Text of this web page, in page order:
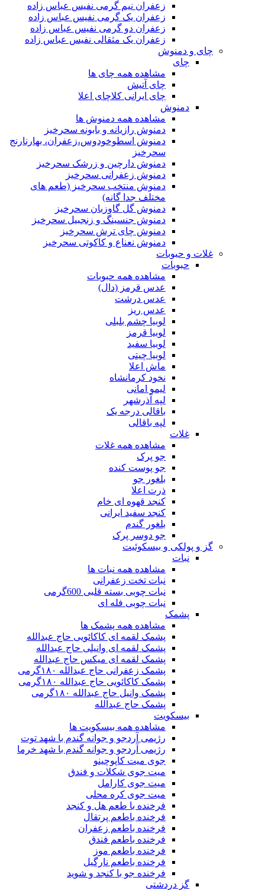
زعفران نیم گرمی نفیس عباس زاده
زعفران یک گرمی نفیس عباس زاده
زعفران دو گرمی نفیس عباس زاده
زعفران یک مثقالی نفیس عباس زاده
چای و دمنوش
چای
مشاهده همه چای ها
چای آتیش
چای ایرانی کلاچای اعلا
دمنوش
مشاهده همه دمنوش ها
دمنوش رازیانه و بابونه سحرخیز
دمنوش اسطوخودوس،زعفران، بهارنارنج
سحرخیز
دمنوش دارچین و زرشک سحرخیز
دمنوش زعفرانی سحرخیز
دمنوش منتخب سحرخیز (طعم های
مختلف جدا گانه)
دمنوش گل گاوزبان سحرخیز
دمنوش جنسینگ و زنجبیل سحرخیز
دمنوش چای ترش سحرخیز
دمنوش نعناع و کاکوتی سحرخیز
غلات و حبوبات
حبوبات
مشاهده همه حبوبات
عدس قرمز (دال)
عدس درشت
عدس ریز
لوبیا چشم بلبلی
لوبیا قرمز
لوبیا سفید
لوبیا چیتی
ماش اعلا
نخود کرمانشاه
لیمو امانی
لپه آذرشهر
باقالی درجه یک
لپه باقالی
غلات
مشاهده همه غلات
جو پرک
جو پوست کنده
بلغور جو
ذرت اعلا
کنجد قهوه ای خام
کنجد سفید ایرانی
بلغور گندم
جو دوسر پرک
گز و پولکی و بیسکوئیت
نبات
مشاهده همه نبات ها
نبات تخت زعفرانی
نبات چوبی بسته قلبی 600گرمی
نبات چوبی فله ای
پشمک
مشاهده همه پشمک ها
پشمک لقمه ای کاکائویی حاج عبدالله
پشمک لقمه ای وانیلی حاج عبدالله
پشمک لقمه ای میکس حاج عبدالله
پشمک زعفرانی حاج عبدالله ۱۸۰گرمی
پشمک کاکائویی حاج عبدالله ۱۸۰گرمی
پشمک وانیل حاج عبدالله ۱۸۰گرمی
پشمک حاج عبدالله
بیسکویت
مشاهده همه بیسکویت ها
رژیمی آردجو و جوانه گندم با شهد توت
رژیمی آردجو و جوانه گندم با شهد خرما
جوی میت کاپوچینو
میت جوی شکلات و فندق
میت جوی کارامل
میت جوی کره محلی
فرخنده با طعم هل و کنجد
فرخنده باطعم پرتقال
فرخنده باطعم زعفران
فرخنده باطعم فندق
فرخنده باطعم موز
فرخنده باطعم نارگیل
فرخنده جو با کنجد و شوید
گز دردشتی